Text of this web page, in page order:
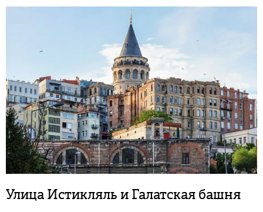
Улица Истикляль и Галатская башня